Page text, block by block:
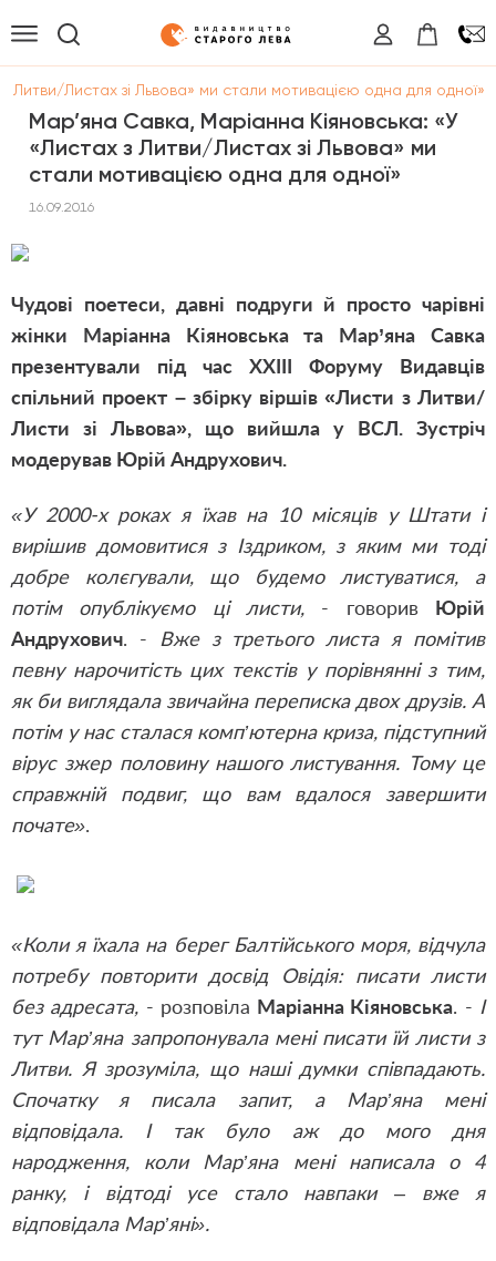
Литви/Листах зі Львова» ми стали мотивацією одна для одної»
Мар’яна Савка, Маріанна Кіяновська: «У
«Листах з Литви/Листах зі Львова» ми
стали мотивацією одна для одної»
16.09.2016
Чудові поетеси, давні подруги й просто чарівні
жінки Маріанна Кіяновська та Мар’яна Савка
презентували під час ХХІІІ Форуму Видавців
спільний проект – збірку віршів«Листи з Литви/
Листи зі Львова», що вийшла у ВСЛ. Зустріч
модерував Юрій Андрухович.
«У 2000-х роках я їхав на 10 місяців у Штати і
вирішив домовитися з Іздриком, з яким ми тоді
добре колєгували, що будемо листуватися, а
потім опублікуємо ці листи, - говорив Юрій
Андрухович. -
Вже з третього листа я помітив
певну нарочитість цих текстів у порівнянні з тим,
як би виглядала звичайна переписка двох друзів. А
потім у нас сталася комп’ютерна криза, підступний
вірус зжер половину нашого листування. Тому це
справжній подвиг, що вам вдалося завершити
почате».
«Коли я їхала на берег Балтійського моря, відчула
потребу повторити досвід Овідія: писати листи
без адресата, - розповіла Маріанна Кіяновська. - І
тут Мар’яна запропонувала мені писати їй листи з
Литви. Я зрозуміла, що наші думки співпадають.
Спочатку я писала запит, а Мар’яна мені
відповідала. І так було аж до мого дня
народження, коли Мар’яна мені написала о 4
ранку, і відтоді усе стало навпаки – вже я
відповідала Мар’яні».